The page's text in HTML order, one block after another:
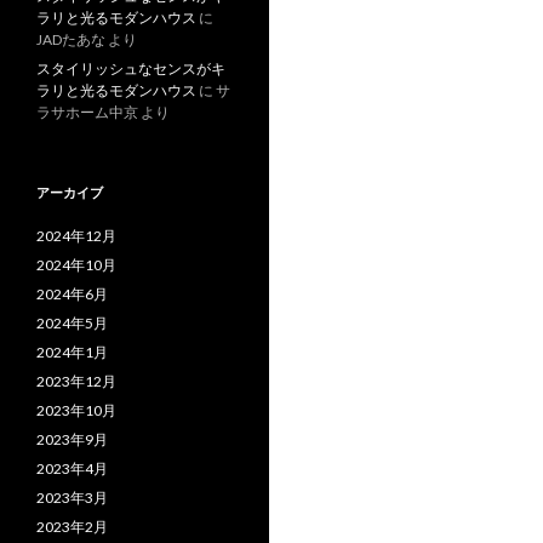
ラリと光るモダンハウス に
JADたあな より
スタイリッシュなセンスがキ
ラリと光るモダンハウス に サ
ラサホーム中京 より
アーカイブ
2024年12月
2024年10月
2024年6月
2024年5月
2024年1月
2023年12月
2023年10月
2023年9月
2023年4月
2023年3月
2023年2月